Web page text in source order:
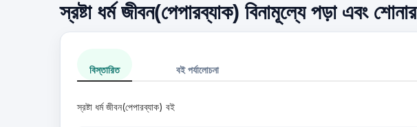
স্রষ্টা ধর্ম জীবন(পেপারব্যাক) বিনামূল্যে পড়া এবং শোনার
বিস্তারিত বই পর্যালোচনা
স্রষ্টা ধর্ম জীবন(পেপারব্যাক) বই